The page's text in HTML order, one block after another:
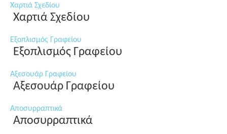
Χαρτιά Σχεδίου
Χαρτιά Σχεδίου
Εξοπλισμός Γραφείου
Εξοπλισμός Γραφείου
Αξεσουάρ Γραφείου
Αξεσουάρ Γραφείου
Αποσυρραπτικά
Αποσυρραπτικά